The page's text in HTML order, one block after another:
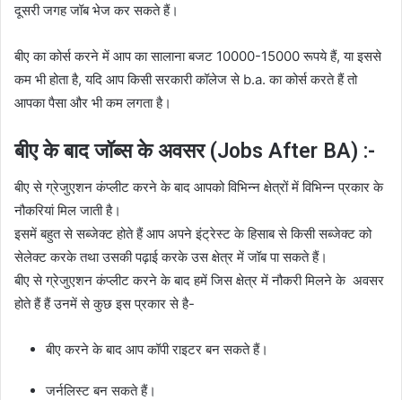
दूसरी जगह जॉब भेज कर सकते हैं।
बीए का कोर्स करने में आप का सालाना बजट 10000-15000 रूपये हैं, या इससे
कम भी होता है, यदि आप किसी सरकारी कॉलेज से b.a. का कोर्स करते हैं तो
आपका पैसा और भी कम लगता है।
बीए के बाद जॉब्स के अवसर (Jobs After BA) :-
बीए से ग्रेजुएशन कंप्लीट करने के बाद आपको विभिन्न क्षेत्रों में विभिन्न प्रकार के
नौकरियां मिल जाती है।
इसमें बहुत से सब्जेक्ट होते हैं आप अपने इंट्रेस्ट के हिसाब से किसी सब्जेक्ट को
सेलेक्ट करके तथा उसकी पढ़ाई करके उस क्षेत्र में जॉब पा सकते हैं।
बीए से ग्रेजुएशन कंप्लीट करने के बाद हमें जिस क्षेत्र में नौकरी मिलने के अवसर
होते हैं हैं उनमें से कुछ इस प्रकार से है-
बीए करने के बाद आप कॉपी राइटर बन सकते हैं।
जर्नलिस्ट बन सकते हैं।